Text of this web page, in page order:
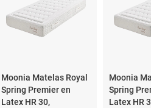
Moonia Matelas Royal
Spring Premier en
Latex HR 30,
Moonia
Spring
Latex HR